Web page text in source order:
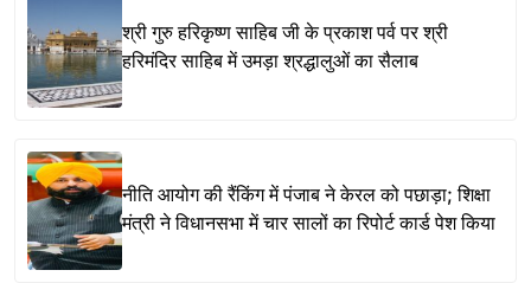
श्री गुरु हरिकृष्ण साहिब जी के प्रकाश पर्व पर श्री
हरिमंदिर साहिब में उमड़ा श्रद्धालुओं का सैलाब
नीति आयोग की रैंकिंग में पंजाब ने केरल को पछाड़ा; शिक्षा
मंत्री ने विधानसभा में चार सालों का रिपोर्ट कार्ड पेश किया